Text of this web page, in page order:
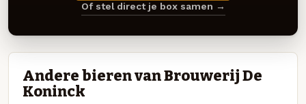
Of stel direct je box samen →
Andere bieren van Brouwerij De
Koninck